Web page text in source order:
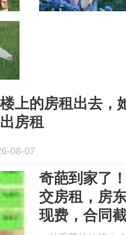
上的房租出去，
房租
08-07
奇葩到家了
交房租，房
现费，合同